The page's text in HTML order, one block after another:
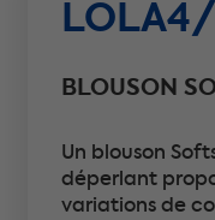
BLOUSON
Un blouson
déperlant
variations de